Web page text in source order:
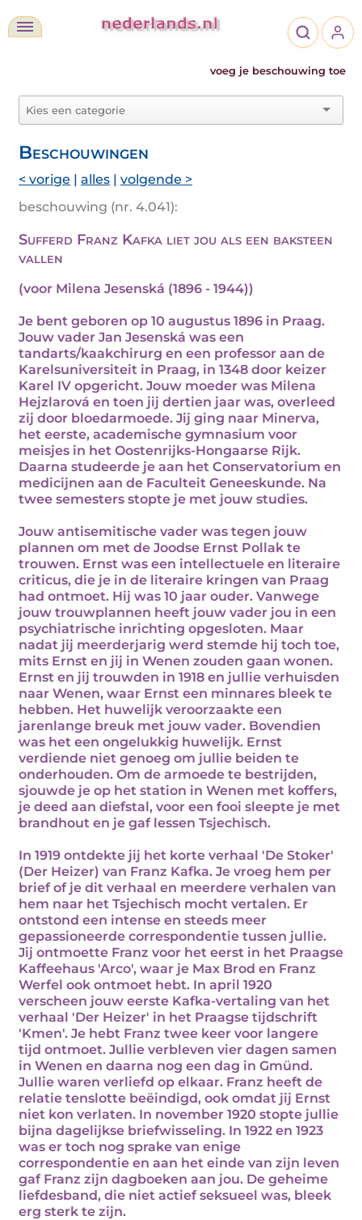
voeg je beschouwing toe
Beschouwingen
< vorige | alles | volgende >
beschouwing (nr. 4.041):
Sufferd Franz Kafka liet jou als een baksteen
vallen
(voor Milena Jesenská (1896 - 1944))
Je bent geboren op 10 augustus 1896 in Praag.
Jouw vader Jan Jesenská was een
tandarts/kaakchirurg en een professor aan de
Karelsuniversiteit in Praag, in 1348 door keizer
Karel IV opgericht. Jouw moeder was Milena
Hejzlarová en toen jij dertien jaar was, overleed
zij door bloedarmoede. Jij ging naar Minerva,
het eerste, academische gymnasium voor
meisjes in het Oostenrijks-Hongaarse Rijk.
Daarna studeerde je aan het Conservatorium en
medicijnen aan de Faculteit Geneeskunde. Na
twee semesters stopte je met jouw studies.
Jouw antisemitische vader was tegen jouw
plannen om met de Joodse Ernst Pollak te
trouwen. Ernst was een intellectuele en literaire
criticus, die je in de literaire kringen van Praag
had ontmoet. Hij was 10 jaar ouder. Vanwege
jouw trouwplannen heeft jouw vader jou in een
psychiatrische inrichting opgesloten. Maar
nadat jij meerderjarig werd stemde hij toch toe,
mits Ernst en jij in Wenen zouden gaan wonen.
Ernst en jij trouwden in 1918 en jullie verhuisden
naar Wenen, waar Ernst een minnares bleek te
hebben. Het huwelijk veroorzaakte een
jarenlange breuk met jouw vader. Bovendien
was het een ongelukkig huwelijk. Ernst
verdiende niet genoeg om jullie beiden te
onderhouden. Om de armoede te bestrijden,
sjouwde je op het station in Wenen met koffers,
je deed aan diefstal, voor een fooi sleepte je met
brandhout en je gaf lessen Tsjechisch.
In 1919 ontdekte jij het korte verhaal 'De Stoker'
(Der Heizer) van Franz Kafka. Je vroeg hem per
brief of je dit verhaal en meerdere verhalen van
hem naar het Tsjechisch mocht vertalen. Er
ontstond een intense en steeds meer
gepassioneerde correspondentie tussen jullie.
Jij ontmoette Franz voor het eerst in het Praagse
Kaffeehaus 'Arco', waar je Max Brod en Franz
Werfel ook ontmoet hebt. In april 1920
verscheen jouw eerste Kafka-vertaling van het
verhaal 'Der Heizer' in het Praagse tijdschrift
'Kmen'. Je hebt Franz twee keer voor langere
tijd ontmoet. Jullie verbleven vier dagen samen
in Wenen en daarna nog een dag in Gmünd.
Jullie waren verliefd op elkaar. Franz heeft de
relatie tenslotte beëindigd, ook omdat jij Ernst
niet kon verlaten. In november 1920 stopte jullie
bijna dagelijkse briefwisseling. In 1922 en 1923
was er toch nog sprake van enige
correspondentie en aan het einde van zijn leven
gaf Franz zijn dagboeken aan jou. De geheime
liefdesband, die niet actief seksueel was, bleek
erg sterk te zijn.